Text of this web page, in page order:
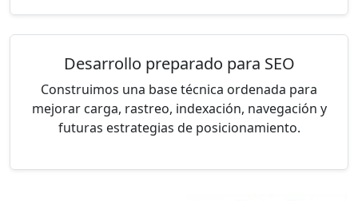
Desarrollo preparado para SEO
Construimos una base técnica ordenada para
mejorar carga, rastreo, indexación, navegación y
futuras estrategias de posicionamiento.